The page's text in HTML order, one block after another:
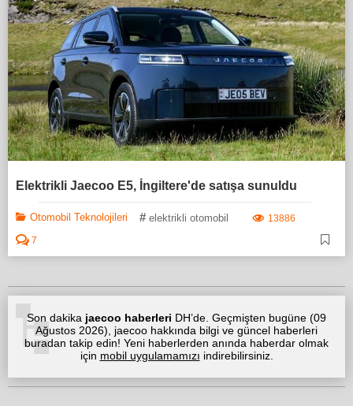
Elektrikli Jaecoo E5, İngiltere'de satışa sunuldu
Otomobil Teknolojileri # elektrikli otomobil
13886
7
Son dakika jaecoo haberleri DH’de. Geçmişten bugüne (09
Ağustos 2026), jaecoo hakkında bilgi ve güncel haberleri
buradan takip edin! Yeni haberlerden anında haberdar olmak
için mobil uygulamamızı indirebilirsiniz.